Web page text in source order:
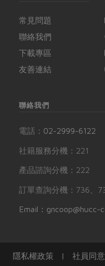
常見問題
聯絡我們
下載專區
友善連結
聯絡我們
電話： 02-2999-6122
社籍服務分機：221
產品諮詢分機：222
訂單查詢分機：736、
Email：gncoop@hucc-
隱私權政策 | 社員同